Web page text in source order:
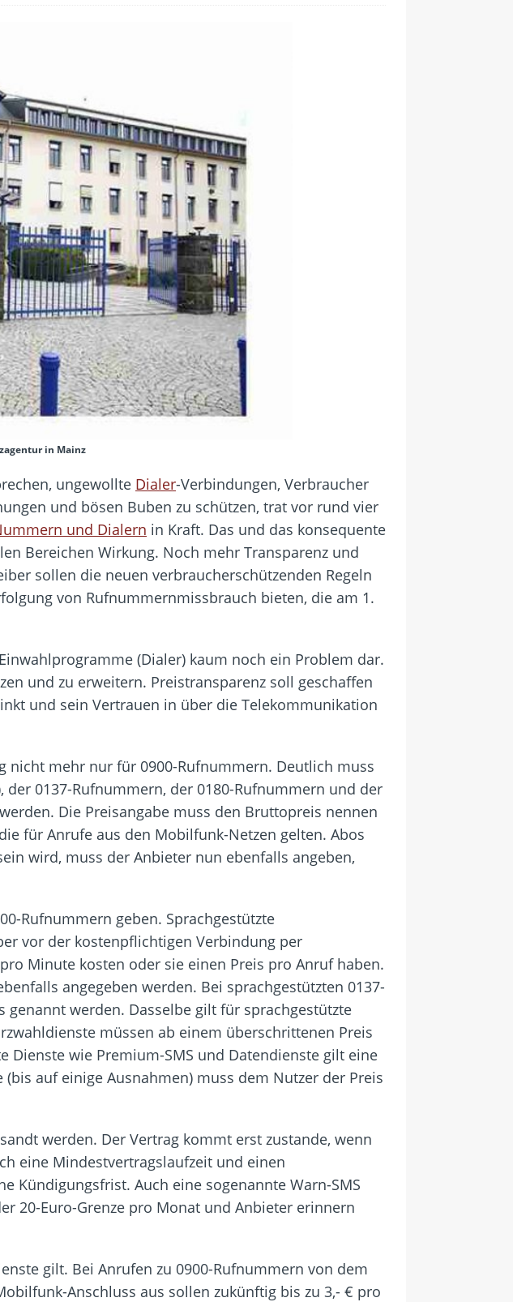
kommen
Kupfernetz
in Mainz
ungewollte Dialer-Verbindungen, Verbraucher
und bösen Buben zu schützen, trat vor rund vier
und Dialern in Kraft. Das und das konsequente
Bereichen Wirkung. Noch mehr Transparenz und
sollen die neuen verbraucherschützenden Regeln
von Rufnummernmissbrauch bieten, die am 1.
(Dialer) kaum noch ein Problem dar.
und zu erweitern. Preistransparenz soll geschaffen
und sein Vertrauen in über die Telekommunikation
nicht mehr nur für 0900-Rufnummern. Deutlich muss
0137-Rufnummern, der 0180-Rufnummern und der
Die Preisangabe muss den Bruttopreis nennen
für Anrufe aus den Mobilfunk-Netzen gelten. Abos
wird, muss der Anbieter nun ebenfalls angeben,
Rufnummern geben. Sprachgestützte
vor der kostenpflichtigen Verbindung per
Minute kosten oder sie einen Preis pro Anruf haben.
angegeben werden. Bei sprachgestützten 0137-
werden. Dasselbe gilt für sprachgestützte
müssen ab einem überschrittenen Preis
Dienste wie Premium-SMS und Datendienste gilt eine
auf einige Ausnahmen) muss dem Nutzer der Preis
werden. Der Vertrag kommt erst zustande, wenn
eine Mindestvertragslaufzeit und einen
Kündigungsfrist. Auch eine sogenannte Warn-SMS
20-Euro-Grenze pro Monat und Anbieter erinnern
gilt. Bei Anrufen zu 0900-Rufnummern von dem
Anschluss aus sollen zukünftig bis zu 3,- € pro